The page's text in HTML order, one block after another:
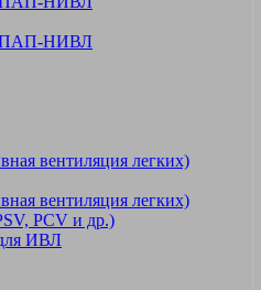
НИВЛ
вентиляция легких)
вентиляция легких)
PCV и др.)
ИВЛ